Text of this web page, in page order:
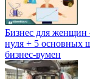
Бизнес для женщин
нуля + 5 основных
бизнес-вумен